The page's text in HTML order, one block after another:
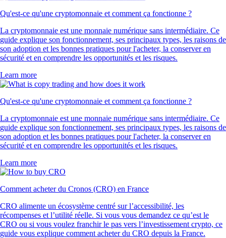
Qu'est-ce qu'une cryptomonnaie et comment ça fonctionne ?
La cryptomonnaie est une monnaie numérique sans intermédiaire. Ce
guide explique son fonctionnement, ses principaux types, les raisons de
son adoption et les bonnes pratiques pour l'acheter, la conserver en
sécurité et en comprendre les opportunités et les risques.
Learn more
Qu'est-ce qu'une cryptomonnaie et comment ça fonctionne ?
La cryptomonnaie est une monnaie numérique sans intermédiaire. Ce
guide explique son fonctionnement, ses principaux types, les raisons de
son adoption et les bonnes pratiques pour l'acheter, la conserver en
sécurité et en comprendre les opportunités et les risques.
Learn more
Comment acheter du Cronos (CRO) en France
CRO alimente un écosystème centré sur l’accessibilité, les
récompenses et l’utilité réelle. Si vous vous demandez ce qu’est le
CRO ou si vous voulez franchir le pas vers l’investissement crypto, ce
guide vous explique comment acheter du CRO depuis la France.